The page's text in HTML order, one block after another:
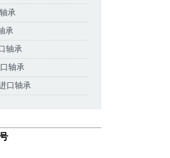
承
承
轴承
轴承
口轴承